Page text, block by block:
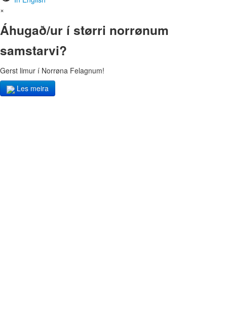
×
Áhugað/ur í størri norrønum
samstarvi?
Gerst limur í Norrøna Felagnum!
Les meira